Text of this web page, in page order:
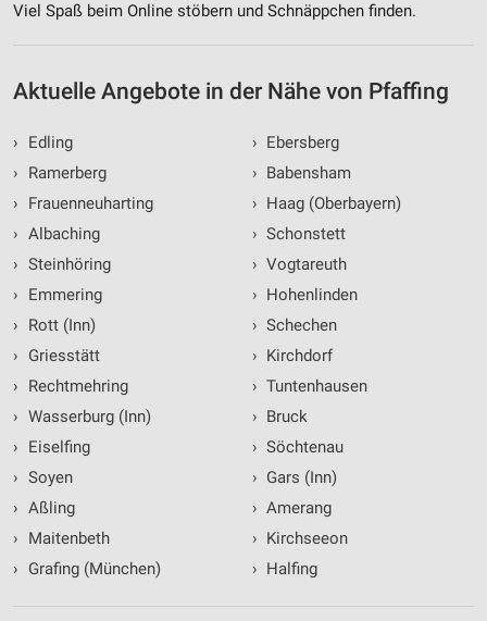
Viel Spaß beim Online stöbern und Schnäppchen finden.
Aktuelle Angebote in der Nähe von Pfaffing
›
Edling
›
Ramerberg
›
Frauenneuharting
› Albaching
› Steinhöring
›
Emmering
›
Rott (Inn)
›
Griesstätt
›
Rechtmehring
› Wasserburg (Inn)
›
Eiselfing
› Soyen
› Aßling
›
Maitenbeth
›
Grafing (München)
› Ebersberg
› Babensham
› Haag (Oberbayern)
› Schonstett
› Vogtareuth
› Hohenlinden
› Schechen
› Kirchdorf
› Tuntenhausen
› Bruck
› Söchtenau
› Gars (Inn)
› Amerang
› Kirchseeon
› Halfing